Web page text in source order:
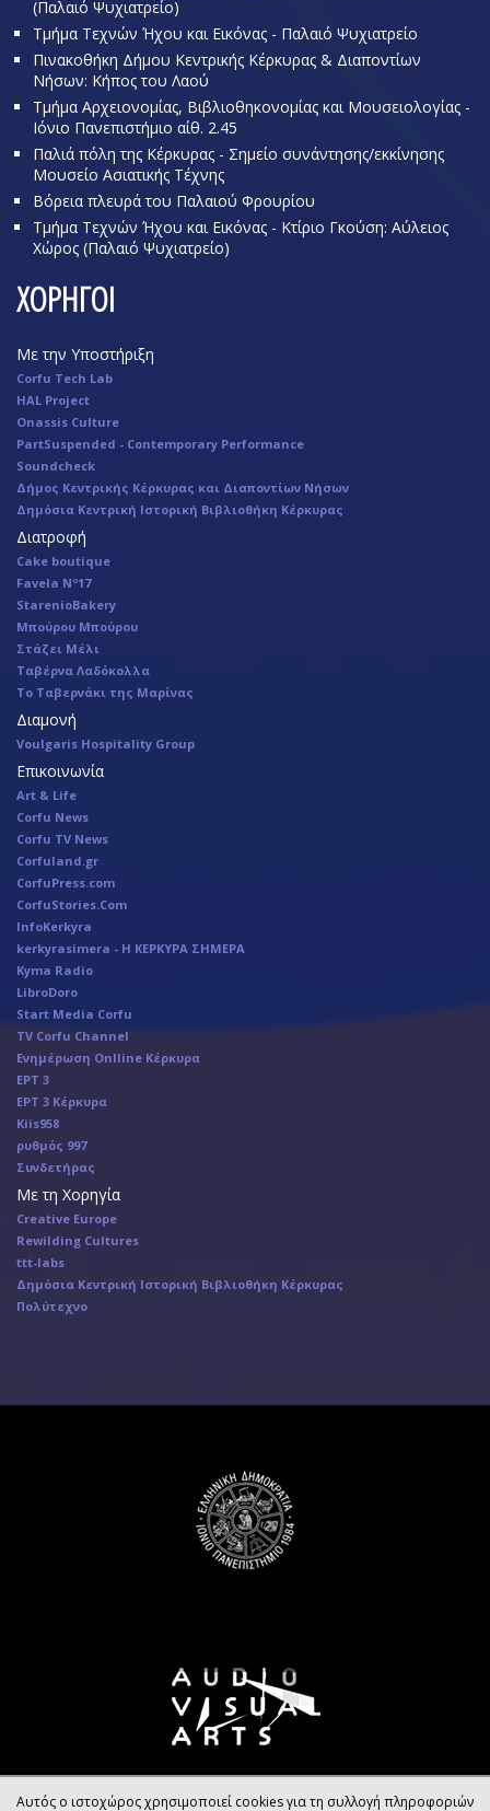
(Παλαιό Ψυχιατρείο)
Τμήμα Τεχνών Ήχου και Εικόνας - Παλαιό Ψυχιατρείο
Πινακοθήκη Δήμου Κεντρικής Κέρκυρας & Διαποντίων
Νήσων: Κήπος του Λαού
Τμήμα Αρχειονομίας, Βιβλιοθηκονομίας και Μουσειολογίας -
Ιόνιο Πανεπιστήμιο αίθ. 2.45
Παλιά πόλη της Κέρκυρας - Σημείο συνάντησης/εκκίνησης
Μουσείο Ασιατικής Τέχνης
Βόρεια πλευρά του Παλαιού Φρουρίου
Τμήμα Τεχνών Ήχου και Εικόνας - Κτίριο Γκούση: Αύλειος
Χώρος (Παλαιό Ψυχιατρείο)
ΧΟΡΗΓΟΙ
Με την Υποστήριξη
Corfu Tech Lab
HAL Project
Onassis Culture
PartSuspended - Contemporary Performance
Soundcheck
Δήμος Κεντρικής Κέρκυρας και Διαποντίων Νήσων
Δημόσια Κεντρική Ιστορική Βιβλιοθήκη Κέρκυρας
Διατροφή
Cake boutique
Favela Nº17
StarenioBakery
Μπούρου Μπούρου
Στάζει Μέλι
Ταβέρνα Λαδόκολλα
Το Ταβερνάκι της Μαρίνας
Διαμονή
Voulgaris Hospitality Group
Επικοινωνία
Art & Life
Corfu News
Corfu TV News
Corfuland.gr
CorfuPress.com
CorfuStories.Com
InfoKerkyra
kerkyrasimera - Η ΚΕΡΚΥΡΑ ΣΗΜΕΡΑ
Kyma Radio
LibroDoro
Start Media Corfu
TV Corfu Channel
Ενημέρωση Onlline Κέρκυρα
ΕΡΤ 3
ΕΡΤ 3 Κέρκυρα
Κiis958
ρυθμός 997
Συνδετήρας
Με τη Χορηγία
Creative Europe
Rewilding Cultures
ttt-labs
Δημόσια Κεντρική Ιστορική Βιβλιοθήκη Κέρκυρας
Πολύτεχνο
Αυτός ο ιστοχώρος χρησιμοποιεί cookies για τη συλλογή πληροφοριών